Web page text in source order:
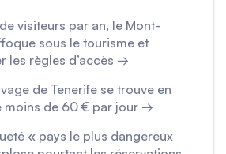
visiteurs par an, le Mont-
sous le tourisme et
les règles d’accès →
de Tenerife se trouve en
moins de 60 € par jour →
« pays le plus dangereux